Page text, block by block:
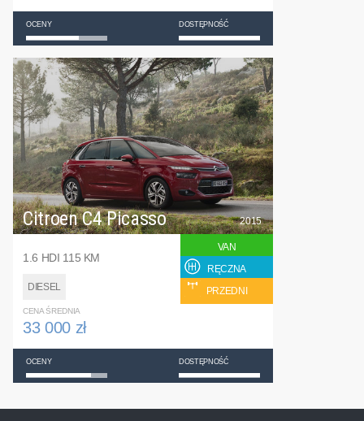
OCENY DOSTĘPNOŚĆ
Citroen C4 Picasso
1.6 HDI 115 KM
DIESEL
2015
VAN
RĘCZNA
PRZEDNI
CENA ŚREDNIA
33 000 zł
OCENY DOSTĘPNOŚĆ